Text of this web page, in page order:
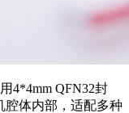
4*4mm QFN32封
腔体内部，适配多种